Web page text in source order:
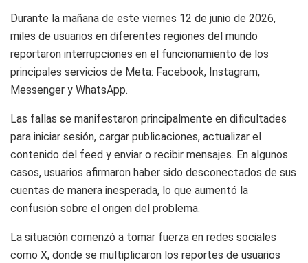
Durante la mañana de este viernes 12 de junio de 2026,
miles de usuarios en diferentes regiones del mundo
reportaron interrupciones en el funcionamiento de los
principales servicios de Meta: Facebook, Instagram,
Messenger y WhatsApp.
Las fallas se manifestaron principalmente en dificultades
para iniciar sesión, cargar publicaciones, actualizar el
contenido del feed y enviar o recibir mensajes. En algunos
casos, usuarios afirmaron haber sido desconectados de sus
cuentas de manera inesperada, lo que aumentó la
confusión sobre el origen del problema.
La situación comenzó a tomar fuerza en redes sociales
como X, donde se multiplicaron los reportes de usuarios